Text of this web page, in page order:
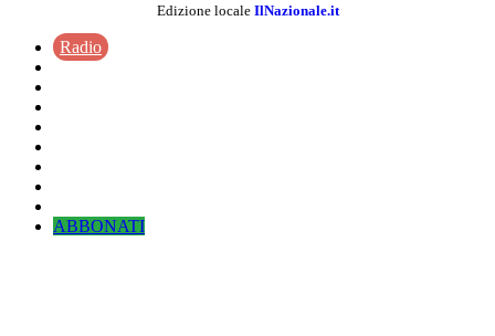
Edizione locale IlNazionale.it
Radio
ABBONATI